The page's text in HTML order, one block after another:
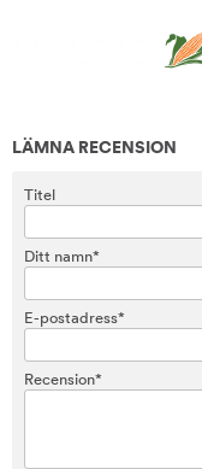
LÄMNA RECENSION
Titel
Ditt namn*
E-postadress*
Recension*